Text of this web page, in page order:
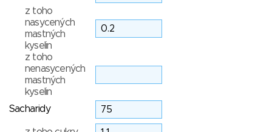
z toho
nasycených
mastných
kyselin
z toho
nenasycených
mastných
kyselin
Sacharidy